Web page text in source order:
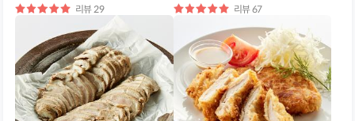
별
리뷰 29
별
리뷰 67